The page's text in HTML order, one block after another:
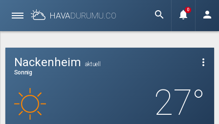
HAVADURUMU.CO search notifications
0 person
more_vert
Nackenheim
aktuell
Sonnig
27°